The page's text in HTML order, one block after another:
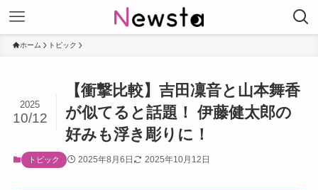
ホーム トピック
【衝撃比較】吉田凜音と山本舞香
が似てると話題！ 伊藤健太郎の
好みも浮き彫りに！
2025
10/12
トピック 2025年8月6日 2025年10月12日